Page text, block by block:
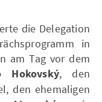
die Delegation
in
am Tag vor dem
Hokovský, den
den ehemaligen